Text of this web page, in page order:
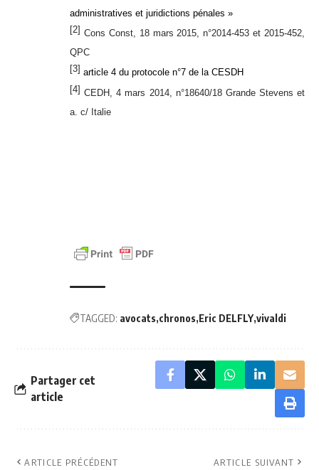
administratives et juridictions pénales »
[2] Cons Const, 18 mars 2015, n°2014-453 et 2015-452,
QPC
[3] article 4 du protocole n°7 de la CESDH
[4] CEDH, 4 mars 2014, n°18640/18 Grande Stevens et
a. c/ Italie
TAGGED: avocats chronos Eric DELFLY vivaldi
Partager cet
article
ARTICLE PRÉCÉDENT ARTICLE SUIVANT